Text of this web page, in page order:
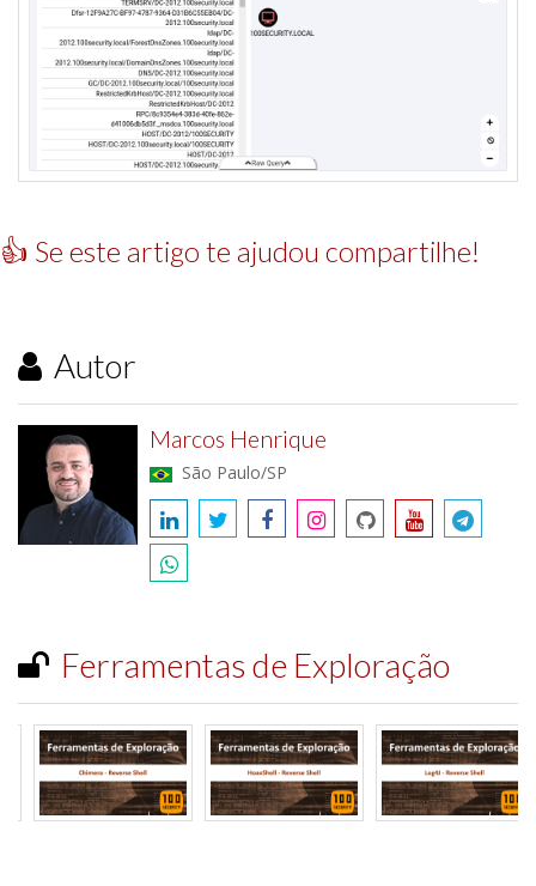
👍 Se este artigo te ajudou compartilhe!
Autor
Marcos Henrique
São Paulo/SP
Ferramentas de Exploração